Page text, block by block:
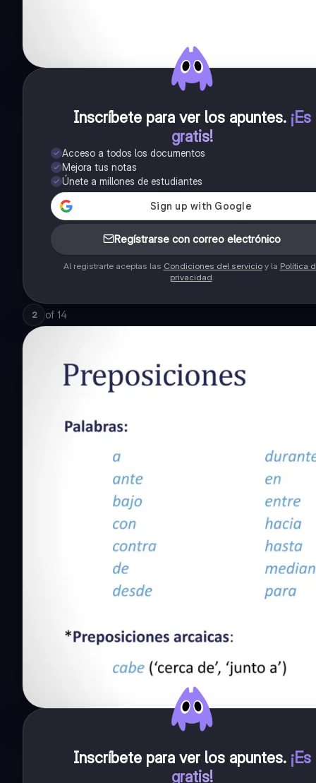
Inscríbete para ver los apuntes. ¡Es
gratis!
Acceso a todos los documentos
Mejora tus notas
Únete a millones de estudiantes
Regístrarse con correo electrónico
Al registrarte aceptas las Condiciones del servicioy la Política
privacidad.
2 of 14
Inscríbete para ver los apuntes. ¡Es
gratis!